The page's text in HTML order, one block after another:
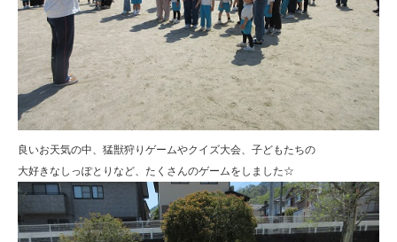
良いお天気の中、猛獣狩りゲームやクイズ大会、子どもたちの
大好きなしっぽとりなど、たくさんのゲームをしました☆